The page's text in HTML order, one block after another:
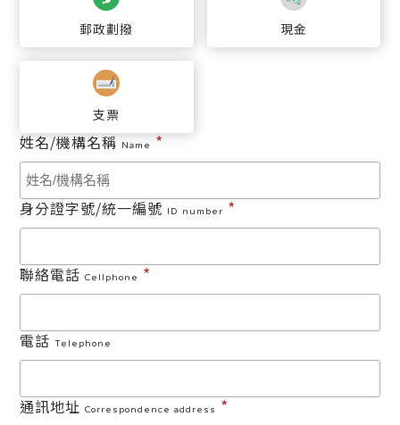
郵政劃撥 現金
支票
姓名/機構名稱Name *
身分證字號/統一編號 ID number *
聯絡電話Cellphone *
電話Telephone
通訊地址Correspondence address *